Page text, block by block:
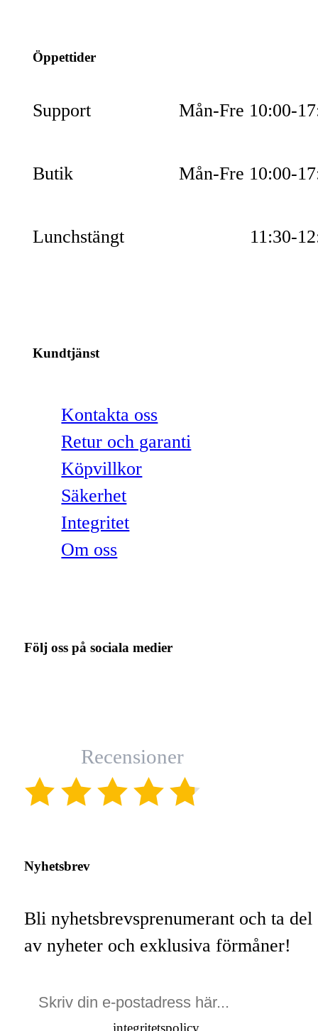
Öppettider
Support Mån-Fre 10:00-
Butik Mån-Fre 10:00-
Lunchstängt 11:30-
Kundtjänst
Kontakta oss
Retur och garanti
Köpvillkor
Säkerhet
Integritet
Om oss
Följ oss på sociala medier
Recensioner
Nyhetsbrev
Bli nyhetsbrevsprenumerant och ta del
av nyheter och exklusiva förmåner!
integritetspolicy